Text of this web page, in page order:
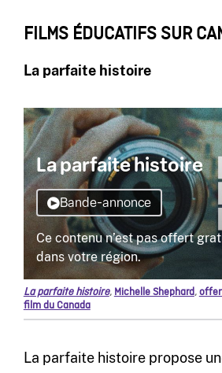
FILMS ÉDUCATIFS SUR
La parfaite histoire
La parfaite histoire, Michelle Shephard,
film du Canada
La parfaite histoire propose